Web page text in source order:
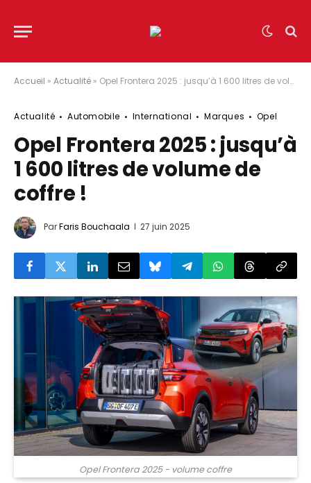
Accueil » Actualité » Opel Frontera 2025 : jusqu’à 1 600 litres de volume de coffre !
Actualité Automobile International Marques Opel
Opel Frontera 2025 : jusqu’à
1 600 litres de volume de
coffre !
ParFaris Bouchaala 27 juin 2025
Opel Frontera 2025 - volume coffre